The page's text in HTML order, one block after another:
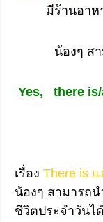
มีร้านอา
น้องๆ ส
Yes, there
เรื่อง There is
น้องๆ สามารถ
ชีวิตประจำวันไ